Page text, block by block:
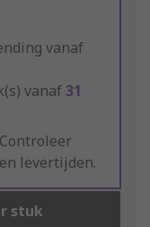
vanaf
vanaf31
levertijden.
stuk